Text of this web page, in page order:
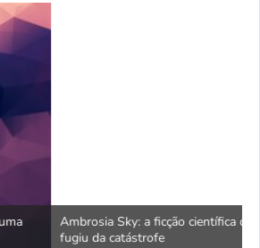
científica que pergunta por que ninguém